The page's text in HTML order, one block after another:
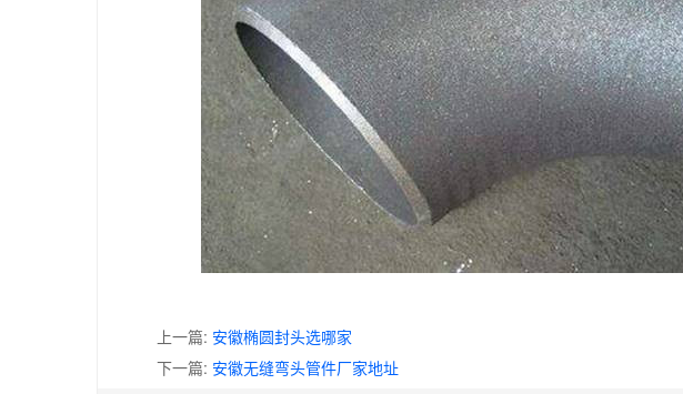
上一篇: 安徽椭圆封头选哪家
下一篇: 安徽无缝弯头管件厂家地址